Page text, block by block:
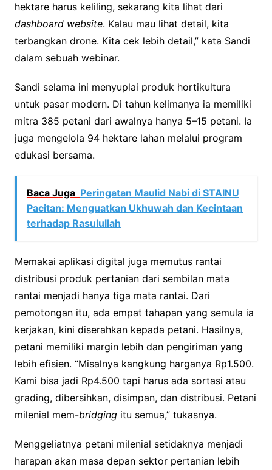
hektare harus keliling, sekarang kita lihat dari
dashboard website. Kalau mau lihat detail, kita
terbangkan drone. Kita cek lebih detail,” kata Sandi
dalam sebuah webinar.
Sandi selama ini menyuplai produk hortikultura
untuk pasar modern. Di tahun kelimanya ia memiliki
mitra 385 petani dari awalnya hanya 5–15 petani. Ia
juga mengelola 94 hektare lahan melalui program
edukasi bersama.
Baca Juga Peringatan Maulid Nabi di STAINU
Pacitan: Menguatkan Ukhuwah dan Kecintaan
terhadap Rasulullah
Memakai aplikasi digital juga memutus rantai
distribusi produk pertanian dari sembilan mata
rantai menjadi hanya tiga mata rantai. Dari
pemotongan itu, ada empat tahapan yang semula ia
kerjakan, kini diserahkan kepada petani. Hasilnya,
petani memiliki margin lebih dan pengiriman yang
lebih efisien. “Misalnya kangkung harganya Rp1.500.
Kami bisa jadi Rp4.500 tapi harus ada sortasi atau
grading, dibersihkan, disimpan, dan distribusi. Petani
milenial mem-bridgingitu semua,” tukasnya.
Menggeliatnya petani milenial setidaknya menjadi
harapan akan masa depan sektor pertanian lebih